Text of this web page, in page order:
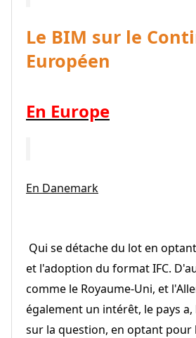
Le BIM sur le
Européen
En Europe
En Danemark
Qui se détache du lot en
et l'adoption du format IFC.
comme le Royaume-Uni, et
également un intérêt, le pays
sur la question, en optant pour